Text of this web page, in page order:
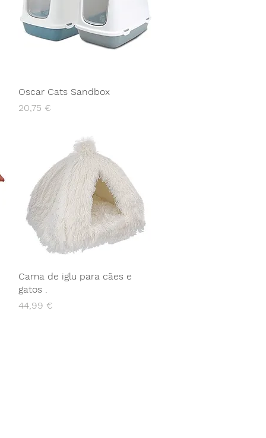
Oscar Cats Sandbox
Preço
20,75 €
Cama de iglu para cães e
gatos .
Preço
44,99 €